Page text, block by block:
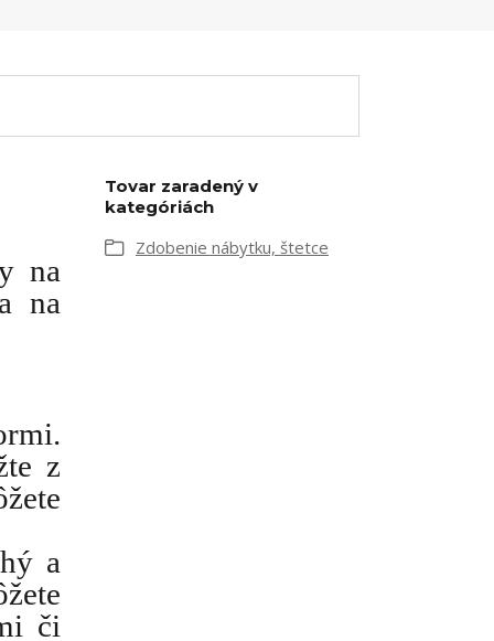
na
na
z
a
či
Tovar zaradený v
kategóriách
Zdobenie nábytku, štetce